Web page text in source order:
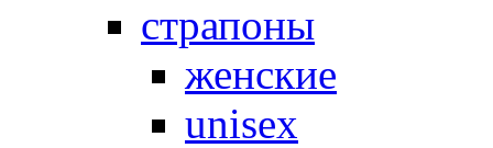
страпоны
женские
unisex